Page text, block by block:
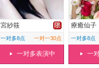
宮紗筱
一对多8点 一对一30点
一对多表演中
療癒仙子
一对多8点
一